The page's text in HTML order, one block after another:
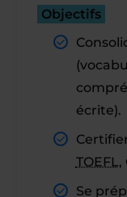
Objectifs
écrite).
TOEFL,
Se